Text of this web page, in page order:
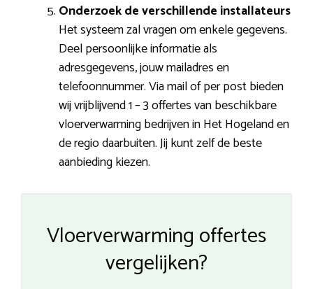
Onderzoek de verschillende installateurs
Het systeem zal vragen om enkele gegevens.
Deel persoonlijke informatie als
adresgegevens, jouw mailadres en
telefoonnummer. Via mail of per post bieden
wij vrijblijvend 1 – 3 offertes van beschikbare
vloerverwarming bedrijven in Het Hogeland en
de regio daarbuiten. Jij kunt zelf de beste
aanbieding kiezen.
Vloerverwarming offertes
vergelijken?